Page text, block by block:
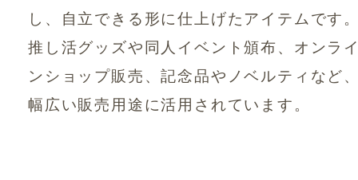
し、自立できる形に仕上げたアイテムです
推し活グッズや同人イベント頒布、オンラ
ンショップ販売、記念品やノベルティなど
幅広い販売用途に活用されています。